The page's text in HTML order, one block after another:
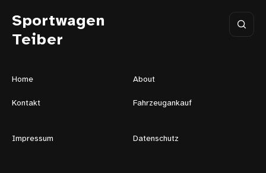
Sportwagen
Teiber
Home About
Kontakt Fahrzeugankauf
Impressum Datenschutz